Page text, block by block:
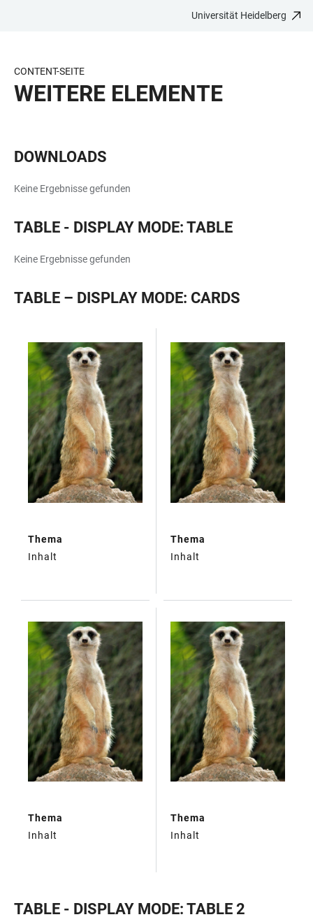
BARRIEREFREIHEIT
Universität Heidelberg
CONTENT-SEITE
WEITERE ELEMENTE
DOWNLOADS
Keine Ergebnisse gefunden
TABLE - DISPLAY MODE: TABLE
Keine Ergebnisse gefunden
TABLE – DISPLAY MODE: CARDS
TABELLE
Thema
Inhalt
Thema
Inhalt
Thema
Inhalt
Thema
Inhalt
TABLE - DISPLAY MODE: TABLE 2